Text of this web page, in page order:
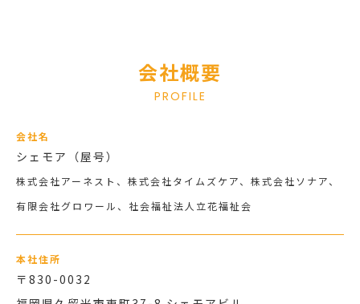
会社概要
PROFILE
会社名
シェモア（屋号）
株式会社アーネスト、株式会社タイムズケア、株式会社ソナア、
有限会社グロワール、社会福祉法人立花福祉会
本社住所
〒830-0032